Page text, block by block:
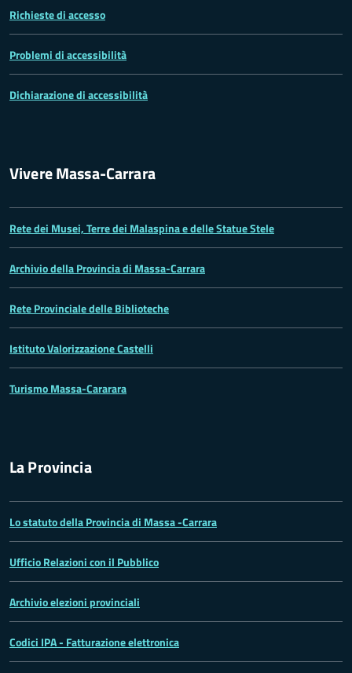
Richieste di accesso
Problemi di accessibilità
Dichiarazione di accessibilità
Vivere Massa-Carrara
Rete dei Musei, Terre dei Malaspina e delle Statue Stele
Archivio della Provincia di Massa-Carrara
Rete Provinciale delle Biblioteche
Istituto Valorizzazione Castelli
Turismo Massa-Cararara
La Provincia
Lo statuto della Provincia di Massa -Carrara
Ufficio Relazioni con il Pubblico
Archivio elezioni provinciali
Codici IPA - Fatturazione elettronica